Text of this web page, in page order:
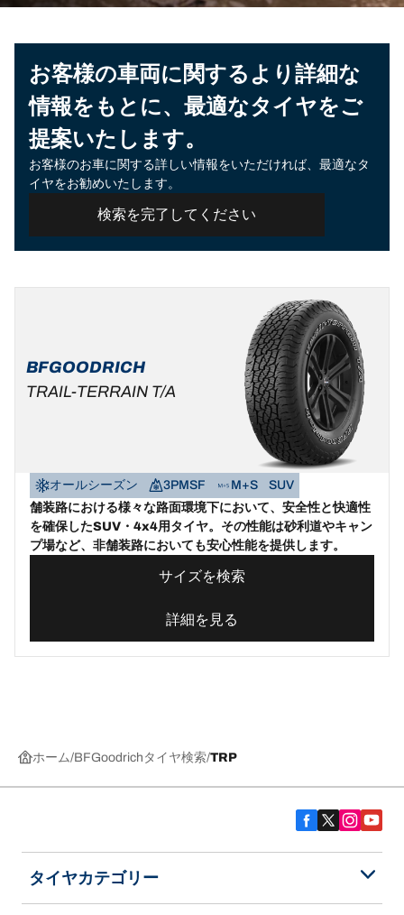
お客様の車両に関するより詳細な
情報をもとに、最適なタイヤをご
提案いたします。
お客様のお車に関する詳しい情報をいただければ、最適なタ
イヤをお勧めいたします。
検索を完了してください
BFGOODRICH
TRAIL-TERRAIN T/A
オールシーズン 3PMSF M+S
SUV
舗装路における様々な路面環境下において、安全性と快適性
を確保したSUV・4x4用タイヤ。その性能は砂利道やキャン
プ場など、非舗装路においても安心性能を提供します。
サイズを検索
詳細を見る
ホーム BFGoodrichタイヤ検索 TRP
タイヤカテゴリー